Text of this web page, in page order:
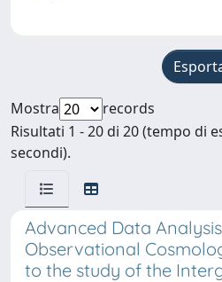
Mostra
records
Risultati 1 - 20 di 20 (tempo di
secondi).
Advanced Data
Observational
to the study of the